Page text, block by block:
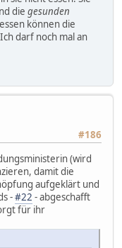
die gesunden
können die
darf noch mal an
#186
(wird
damit die
aufgeklärt und
-#22 - abgeschafft
für ihr